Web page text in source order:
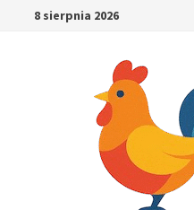
8 sierpnia 2026